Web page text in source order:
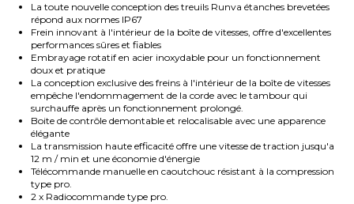
La toute nouvelle conception des treuils Runva étanches brevetées
répond aux normes IP67
Frein innovant à l'intérieur de la boîte de vitesses, offre d'excellentes
performances sûres et fiables
Embrayage rotatif en acier inoxydable pour un fonctionnement
doux et pratique
La conception exclusive des freins à l'intérieur de la boîte de vitesses
empêche l'endommagement de la corde avec le tambour qui
surchauffe après un fonctionnement prolongé.
Boite de contrôle demontable et relocalisable avec une apparence
élégante
La transmission haute efficacité offre une vitesse de traction jusqu'a
12 m / min et une économie d'énergie
Télécommande manuelle en caoutchouc résistant à la compression
type pro.
2 x Radiocommande type pro.